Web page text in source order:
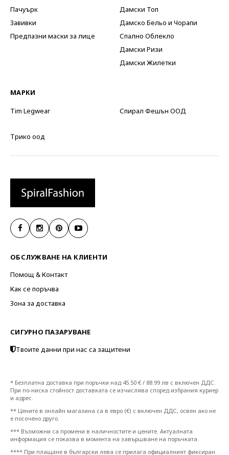
Пачуърк
Завивки
Предпазни маски за лице
Дамски Топ
Дамско Бельо и Чорапи
Спално Облекло
Дамски Ризи
Дамски Жилетки
МАРКИ
Tim Legwear
Спирал Фешън ООД
Трико оод
ОБСЛУЖВАНЕ НА КЛИЕНТИ
Помощ & Контакт
Как се поръчва
Зона за доставка
СИГУРНО ПАЗАРУВАНЕ
Твоите данни при нас са защитени
* Безплатна доставка при поръчки над 45.50 € / 88.99 лв с включен ДДС.
При по-ниска стойност доставката се изчислява според избрания куриер
и адрес.
** Цените в онлайн магазина са в евро (€) с включен ДДС, освен ако не
е посочено друго.
*** Възможни са промени в наличностите и цените. Актуалната
информация се показва в момента на завършване на поръчката.
**** При плащане в български лева се прилага официалният фиксиран